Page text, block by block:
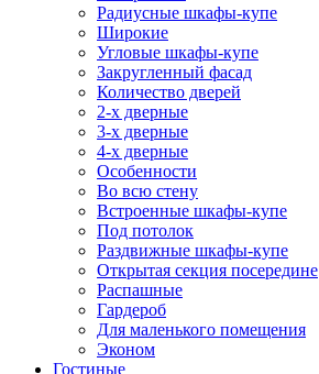
Радиусные шкафы-купе
Широкие
Угловые шкафы-купе
Закругленный фасад
Количество дверей
2-х дверные
3-х дверные
4-х дверные
Особенности
Во всю стену
Встроенные шкафы-купе
Под потолок
Раздвижные шкафы-купе
Открытая секция посередине
Распашные
Гардероб
Для маленького помещения
Эконом
Гостиные